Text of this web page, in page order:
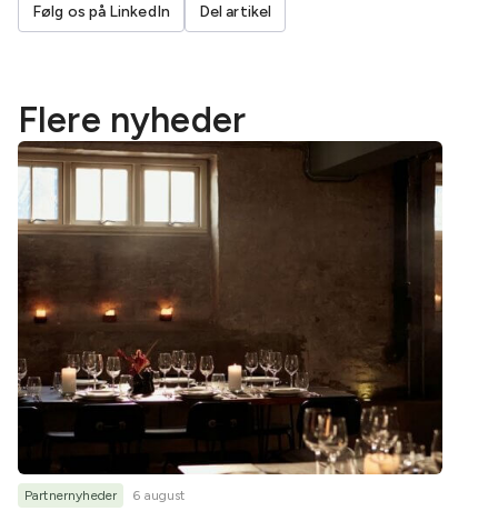
Følg os på LinkedIn Del artikel
Flere nyheder
Partnernyheder 6 august